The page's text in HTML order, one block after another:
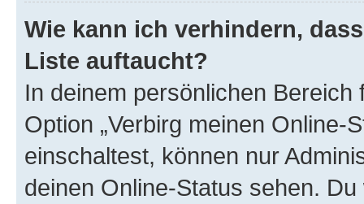
Wie kann ich verhindern,
Liste auftaucht?
In deinem persönlichen
Option „Verbirg meinen Online-
einschaltest, können nur
deinen Online-Status sehen.